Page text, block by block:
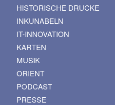
HISTORISCHE DRUCKE
INKUNABELN
IT-INNOVATION
KARTEN
MUSIK
ORIENT
PODCAST
PRESSE